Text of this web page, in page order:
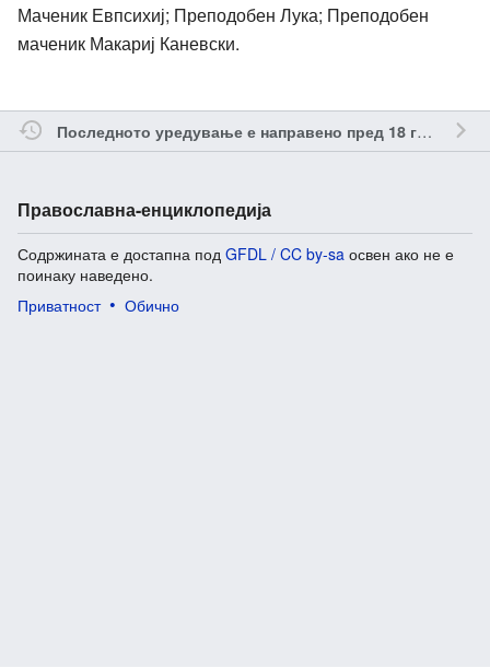
Маченик Евпсихиј; Преподобен Лука; Преподобен
маченик Макариј Каневски.
Последното уредување е направено пред 18 години од
Православна-енциклопедија
Содржината е достапна под GFDL / CC by-sa освен ако не е
поинаку наведено.
Приватност
Обично